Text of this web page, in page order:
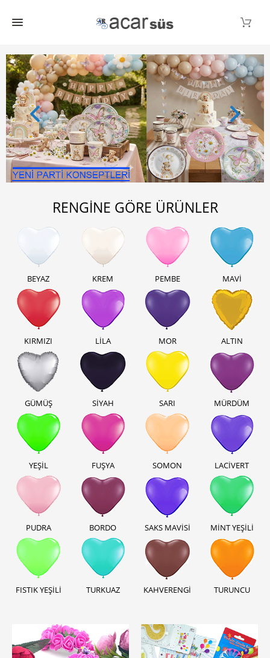
RENGİNE GÖRE ÜRÜNLER
BEYAZ KREM PEMBE MAVİ
KIRMIZI LİLA MOR ALTIN
GÜMÜŞ SİYAH SARI MÜRDÜM
YEŞİL FUŞYA SOMON LACİVERT
PUDRA BORDO SAKS MAVİSİ MİNT YEŞİLİ
FISTIK YEŞİLİ TURKUAZ KAHVERENGİ TURUNCU